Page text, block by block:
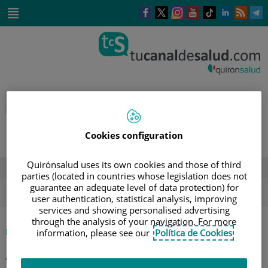
Este
enlace
se
ventana
nueva.
Este
enlace
se
una
ventana
nueva.
Este
enlace
se
una
ventana
nueva.
Este
enlace
se
una
ventana
nueva.
Enlace
una
Enlace
una
DESTACADOS
ola de calor verano sol
INICIO |AGENDA
ALCOHOLISMO
Cookies configuration
Quirónsalud uses its own cookies and those of third
parties (located in countries whose legislation does not
guarantee an adequate level of data protection) for
user authentication, statistical analysis, improving
services and showing personalised advertising
through the analysis of your navigation. For more
information, please see our Política de Cookies